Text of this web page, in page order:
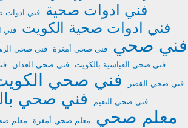
فني ادوات صحية فني ادوات
فني ادوات صحية الكويت فني
فني صحي فني صحي أمغرة فني صحي
فني صحي العباسية بالكويت
فني صحي العدان
فني صحي القصر فني صحي
فني صحي النعيم
فني صحي
معلم صحي معلم صحي أمغرة
معلم